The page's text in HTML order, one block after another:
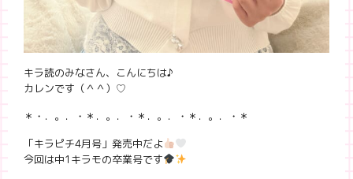
キラ読のみなさん、こんにちは♪
カレンです（＾＾）♡
＊・．。．・＊．。．・＊．。．・＊．。．・＊
「キラピチ4月号」発売中だよ
今回は中1キラモの卒業号です